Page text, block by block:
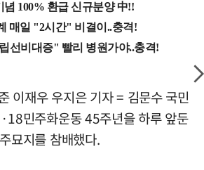
이재우 우지은 기자 = 김문수 국민
민주화운동 45주년을 하루 앞둔
묘지를 참배했다.